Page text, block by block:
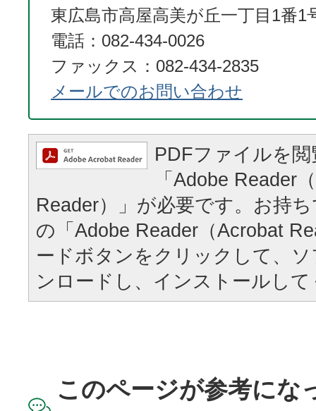
東広島市高屋高美が丘一丁目1番1
電話：082-434-0026
ファックス：082-434-2835
メールでのお問い合わせ
PDFファイルを
「Adobe Reader
Reader）」が必要です。お持
の「Adobe Reader（Acrobat
ードボタンをクリックして、
ンロードし、インストールし
このページが参考にな